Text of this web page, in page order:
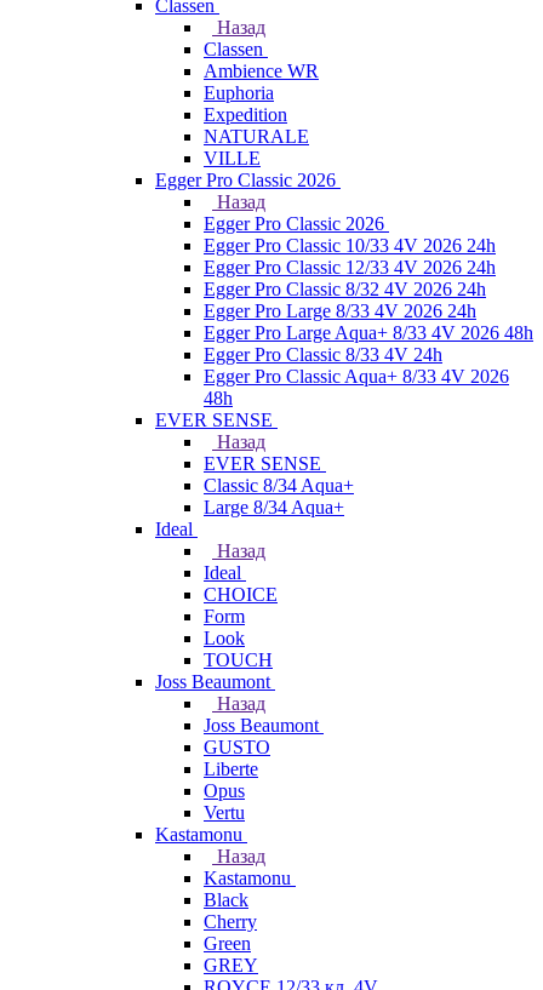
Classen
Назад
Classen
Ambience WR
Euphoria
Expedition
NATURALE
VILLE
Egger Pro Classic 2026
Назад
Egger Pro Classic 2026
Egger Pro Classic 10/33 4V 2026 24h
Egger Pro Classic 12/33 4V 2026 24h
Egger Pro Classic 8/32 4V 2026 24h
Egger Pro Large 8/33 4V 2026 24h
Egger Pro Large Aqua+ 8/33 4V 2026 48h
Egger Pro Classic 8/33 4V 24h
Egger Pro Classic Aqua+ 8/33 4V 2026
48h
EVER SENSE
Назад
EVER SENSE
Classic 8/34 Aqua+
Large 8/34 Aqua+
Ideal
Назад
Ideal
CHOICE
Form
Look
TOUCH
Joss Beaumont
Назад
Joss Beaumont
GUSTO
Liberte
Opus
Vertu
Kastamonu
Назад
Kastamonu
Black
Cherry
Green
GREY